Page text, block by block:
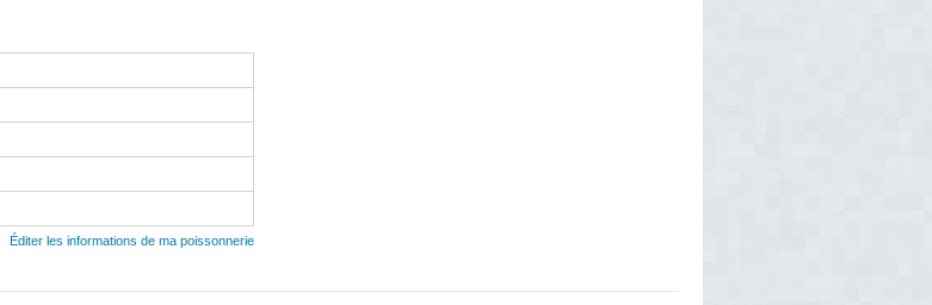
Éditer les informations de ma poissonnerie